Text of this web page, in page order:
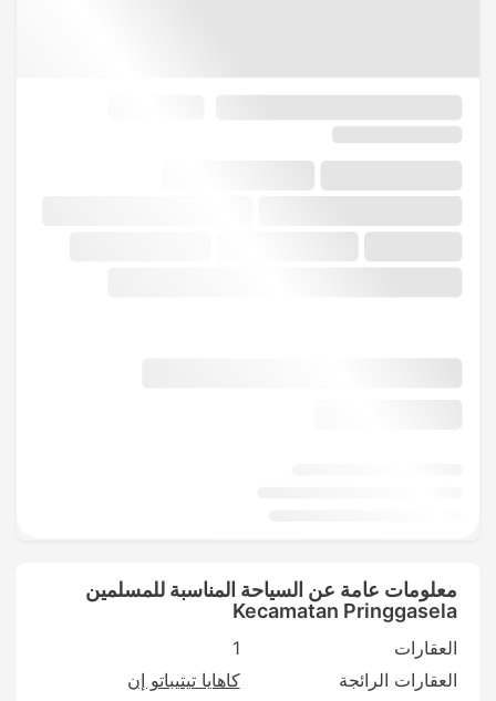
معلومات عامة عن السياحة المناسبة للمسلمين
Kecamatan Pringgasela
العقارات
1
العقارات الرائجة
كاهايا تيتيباتو إن